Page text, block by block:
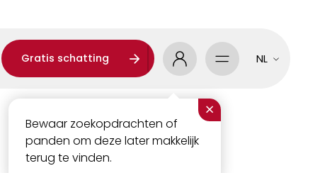
Gratis schatting
×
Bewaar zoekopdrachten of
panden om deze later makkelijk
terug te vinden.
NL